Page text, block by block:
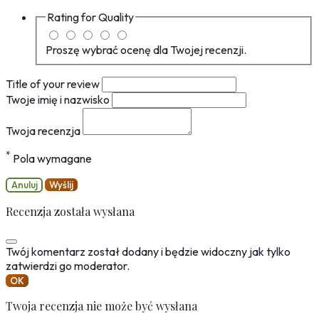
Rating forQuality
Proszę wybrać ocenę dla Twojej recenzji.
Title of your review
Twoje imię i nazwisko
Twoja recenzja
* Pola wymagane
Anuluj Wyślij
Recenzja została wysłana
Twój komentarz został dodany i będzie widoczny jak tylko
zatwierdzi go moderator.
OK
Twoja recenzja nie może być wysłana